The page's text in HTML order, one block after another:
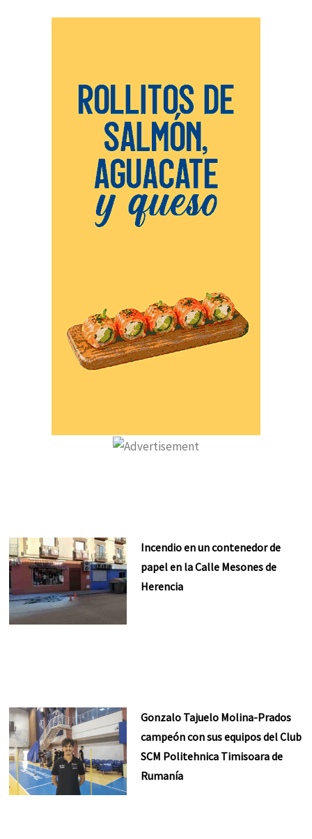
Incendio en un contenedor de
papel en la Calle Mesones de
Herencia
Gonzalo Tajuelo Molina-Prados
campeón con sus equipos del Club
SCM Politehnica Timisoara de
Rumanía